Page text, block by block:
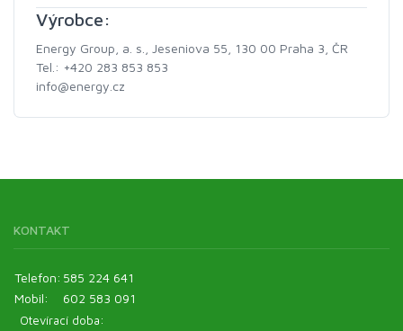
Výrobce:
Energy Group, a. s., Jeseniova 55, 130 00 Praha 3, ČR
Tel.: +420 283 853 853
info@energy.cz
KONTAKT
Telefon: 585 224 641
Mobil:
602 583 091
Otevírací doba: